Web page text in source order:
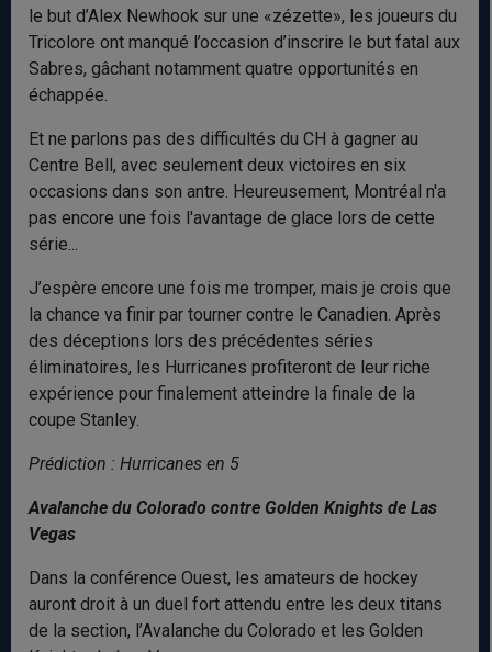
le but d’Alex Newhook sur une «zézette», les joueurs du
Tricolore ont manqué l’occasion d’inscrire le but fatal aux
Sabres, gâchant notamment quatre opportunités en
échappée.
Et ne parlons pas des difficultés du CH à gagner au
Centre Bell, avec seulement deux victoires en six
occasions dans son antre. Heureusement, Montréal n'a
pas encore une fois l'avantage de glace lors de cette
série...
J’espère encore une fois me tromper, mais je crois que
la chance va finir par tourner contre le Canadien. Après
des déceptions lors des précédentes séries
éliminatoires, les Hurricanes profiteront de leur riche
expérience pour finalement atteindre la finale de la
coupe Stanley.
Prédiction : Hurricanes en 5
Avalanche du Colorado contre Golden Knights de Las
Vegas
Dans la conférence Ouest, les amateurs de hockey
auront droit à un duel fort attendu entre les deux titans
de la section, l’Avalanche du Colorado et les Golden